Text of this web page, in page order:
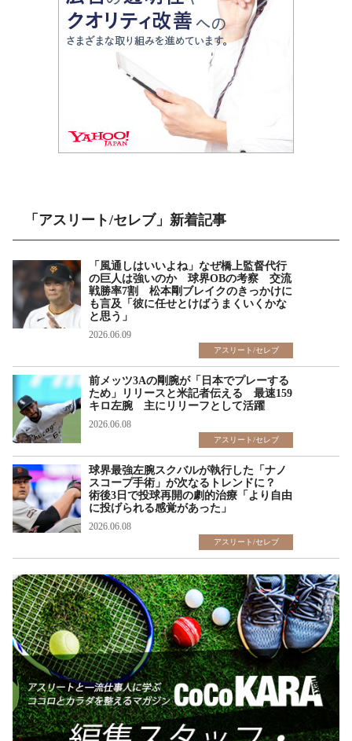
「アスリート/セレブ」新着記事
「風通しはいいよね」なぜ橋上監督代行
の巨人は強いのか 球界OBの考察 交流
戦勝率7割 松本剛ブレイクのきっかけに
も言及「彼に任せとけばうまくいくかな
と思う」
2026.06.09
アスリート/セレブ
前メッツ3Aの剛腕が「日本でプレーする
ため」リリースと米記者伝える 最速159
キロ左腕 主にリリーフとして活躍
2026.06.08
アスリート/セレブ
球界最強左腕スクバルが執行した「ナノ
スコープ手術」が次なるトレンドに？
術後3日で投球再開の劇的治療「より自由
に投げられる感覚があった」
2026.06.08
アスリート/セレブ